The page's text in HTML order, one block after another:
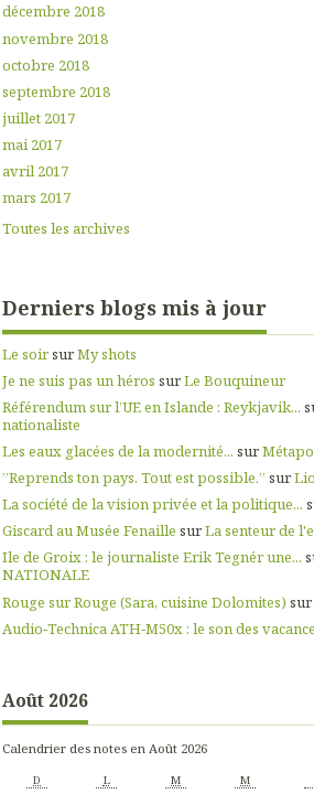
décembre 2018
novembre 2018
octobre 2018
septembre 2018
juillet 2017
mai 2017
avril 2017
mars 2017
Toutes les archives
Derniers blogs mis à jour
Le soirsurMy shots
Je ne suis pas un héros surLe Bouquineur
Référendum sur l’UE en Islande : Reykjavik...
nationaliste
Les eaux glacées de la modernité... sur
”Reprends ton pays. Tout est possible.” sur
La société de la vision privée et la politique...
Giscard au Musée Fenaille surLa senteur de
Ile de Groix : le journaliste Erik Tegnér une...
NATIONALE
Rouge sur Rouge (Sara, cuisine Dolomites) sur
Audio‑Technica ATH‑M50x : le son des
Août 2026
Calendrier des notes en Août 2026
D L M M